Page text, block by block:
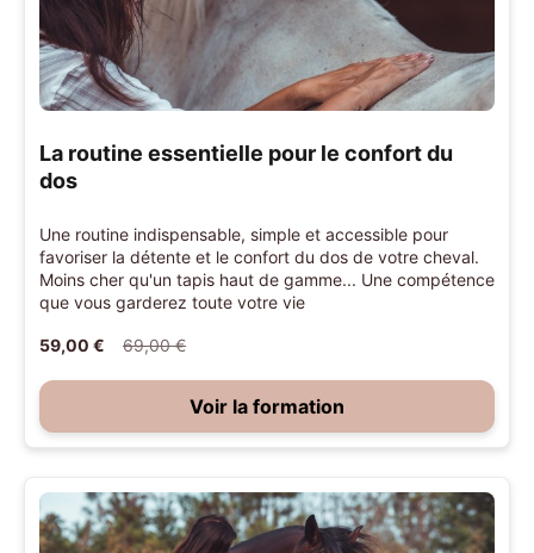
La routine essentielle pour le confort du
dos
Une routine indispensable, simple et accessible pour
favoriser la détente et le confort du dos de votre cheval.
Moins cher qu'un tapis haut de gamme... Une compétence
que vous garderez toute votre vie
59,00 € 69,00 €
Voir la formation